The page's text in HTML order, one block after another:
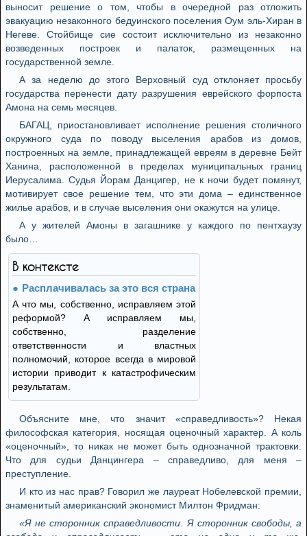
выносит решение о том, чтобы в очередной раз отложить
эвакуацию незаконного бедуинского поселения Оум эль-Хиран в
Негеве. Стойбище сие состоит исключительно из незаконно
возведенных построек и палаток, размещенных на
государственной земле.
А за неделю до этого Верховный суд отклоняет просьбу
государства перенести дату разрушения еврейского форпоста
Амона на семь месяцев.
БАГАЦ, приостановливает исполнение решения столичного
окружного суда по поводу выселения арабов из домов,
построенных на земле, принадлежащей евреям в деревне Бейт
Ханина, расположенной в пределах муниципальных границ
Иерусалима. Судья Йорам Данцигер, не к ночи будет помянут,
мотивирует свое решение тем, что эти дома – единственное
жилье арабов, и в случае выселения они окажутся на улице.
А у жителей Амоны в загашнике у каждого по пентхаузу
было…
В контексте
Расплачивалась за это вся страна
А что мы, собственно, исправляем этой
реформой? А исправляем мы,
собственно, разделение
ответственности и властных
полномочий, которое всегда в мировой
истории приводит к катастрофическим
результатам.
Объясните мне, что значит «справедливость»? Некая
философская категория, носящая оценочный характер. А коль
«оценочный», то никак не может быть однозначной трактовки.
Что для судьи Данцингера – справедливо, для меня –
преступление.
И кто из нас прав? Говорил же лауреат Нобелевской премии,
знаменитый американский экономист Милтон Фридман:
«Я не сторонник справедливости. Я сторонник свободы, а